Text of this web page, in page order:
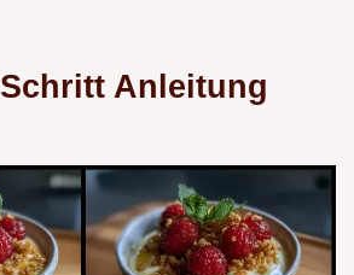
Anleitung